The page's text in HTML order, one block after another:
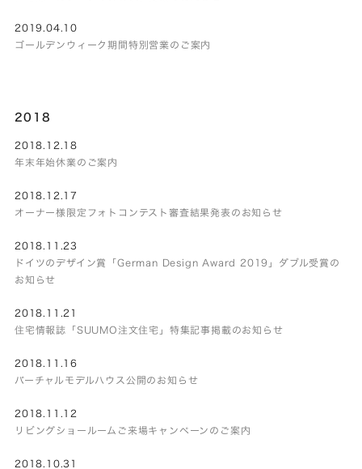
2019.04.10
ゴールデンウィーク期間特別営業のご案内
2018
2018.12.18
年末年始休業のご案内
2018.12.17
オーナー様限定フォトコンテスト審査結果発表のお知らせ
2018.11.23
ドイツのデザイン賞「German Design Award 2019」ダブル受賞の
お知らせ
2018.11.21
住宅情報誌「SUUMO注文住宅」特集記事掲載のお知らせ
2018.11.16
バーチャルモデルハウス公開のお知らせ
2018.11.12
リビングショールームご来場キャンペーンのご案内
2018.10.31